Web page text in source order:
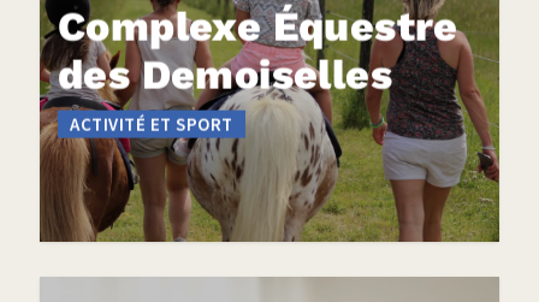
Complexe Équestre
des Demoiselles
ACTIVITÉ ET SPORT